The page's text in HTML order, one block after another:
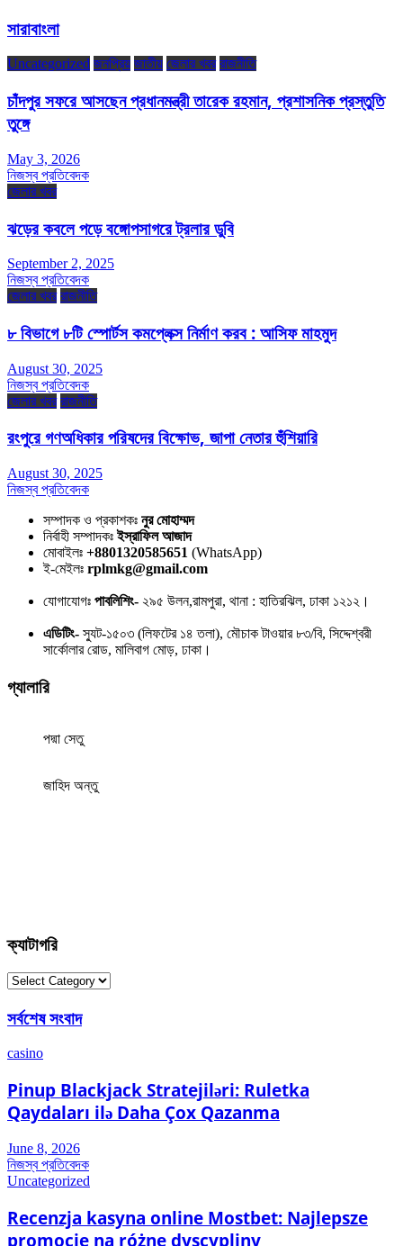
সারাবাংলা
Uncategorized জনপ্রিয় জাতীয় জেলার খবর রাজনীতি
চাঁদপুর সফরে আসছেন প্রধানমন্ত্রী তারেক রহমান, প্রশাসনিক প্রস্তুতি
তুঙ্গে
May 3, 2026
নিজস্ব প্রতিবেদক
জেলার খবর
ঝড়ের কবলে পড়ে বঙ্গোপসাগরে ট্রলার ডুবি
September 2, 2025
নিজস্ব প্রতিবেদক
জেলার খবর রাজনীতি
৮ বিভাগে ৮টি স্পোর্টস কমপ্লেক্স নির্মাণ করব : আসিফ মাহমুদ
August 30, 2025
নিজস্ব প্রতিবেদক
জেলার খবর রাজনীতি
রংপুরে গণঅধিকার পরিষদের বিক্ষোভ, জাপা নেতার হুঁশিয়ারি
August 30, 2025
নিজস্ব প্রতিবেদক
সম্পাদক ও প্রকাশকঃ নুর মোহাম্মদ
নির্বাহী সম্পাদকঃইস্রাফিল আজাদ
মোবাইলঃ +8801320585651 (WhatsApp)
ই-মেইলঃ rplmkg@gmail.com
যোগাযোগঃ পাবলিশিং- ২৯৫ উলন,রামপুরা, থানা : হাতিরঝিল, ঢাকা ১২১২।
এডিটিং- স্যুট-১৫০৩ (লিফটের ১৪ তলা), মৌচাক টাওয়ার ৮৩/বি, সিদ্দেশ্বরী
সার্কোলার রোড, মালিবাগ মোড়, ঢাকা।
গ্যালারি
পদ্মা সেতু
জাহিদ অন্তু
ক্যাটাগরি
ক্যাটাগরি
সর্বশেষ সংবাদ
casino
Pinup Blackjack Stratejiləri: Ruletka
Qaydaları ilə Daha Çox Qazanma
June 8, 2026
নিজস্ব প্রতিবেদক
Uncategorized
Recenzja kasyna online Mostbet: Najlepsze
promocje na różne dyscypliny